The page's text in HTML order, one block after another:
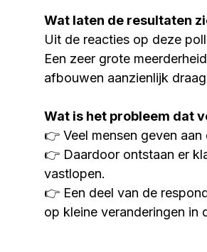
Wat laten de resultaten
Uit de reacties op deze
Een zeer grote
afbouwen aanzienlijk
Wat is het probleem dat
👉 Veel mensen geven
👉 Daardoor ontstaan er
vastlopen.
👉 Een deel van de
op kleine veranderingen in